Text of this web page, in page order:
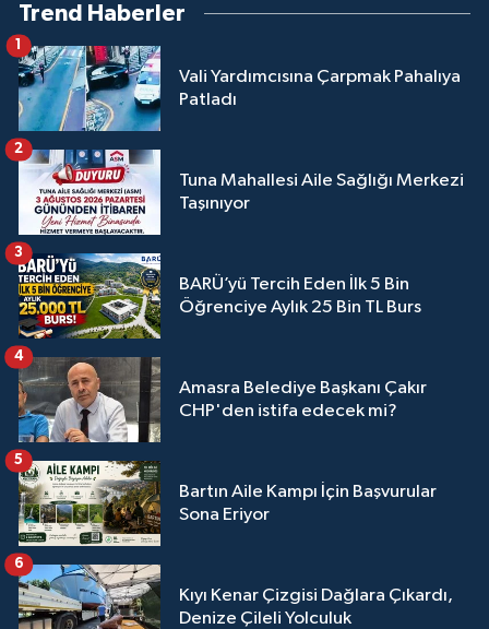
Trend Haberler
Vali Yardımcısına Çarpmak Pahalıya
Patladı
1
Tuna Mahallesi Aile Sağlığı Merkezi
Taşınıyor
2
BARÜ’yü Tercih Eden İlk 5 Bin
Öğrenciye Aylık 25 Bin TL Burs
3
Amasra Belediye Başkanı Çakır
CHP'den istifa edecek mi?
4
Bartın Aile Kampı İçin Başvurular
Sona Eriyor
5
Kıyı Kenar Çizgisi Dağlara Çıkardı,
Denize Çileli Yolculuk
6